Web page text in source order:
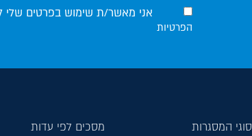
אני מאשר/ת שימוש בפרטים שלי
הפרטיות
סוגי המסגרות
מסכים לפי עדות